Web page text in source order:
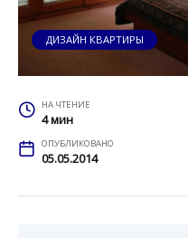
ДИЗАЙН КВАРТИРЫ
НА ЧТЕНИЕ
4 мин
ОПУБЛИКОВАНО
05.05.2014